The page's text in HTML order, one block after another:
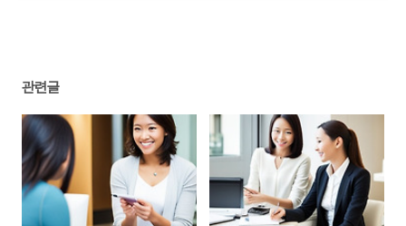
관련글